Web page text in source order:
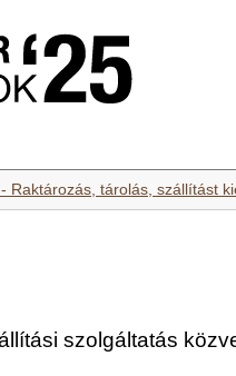
Raktározás, tárolás, szállítást
szolgáltatás